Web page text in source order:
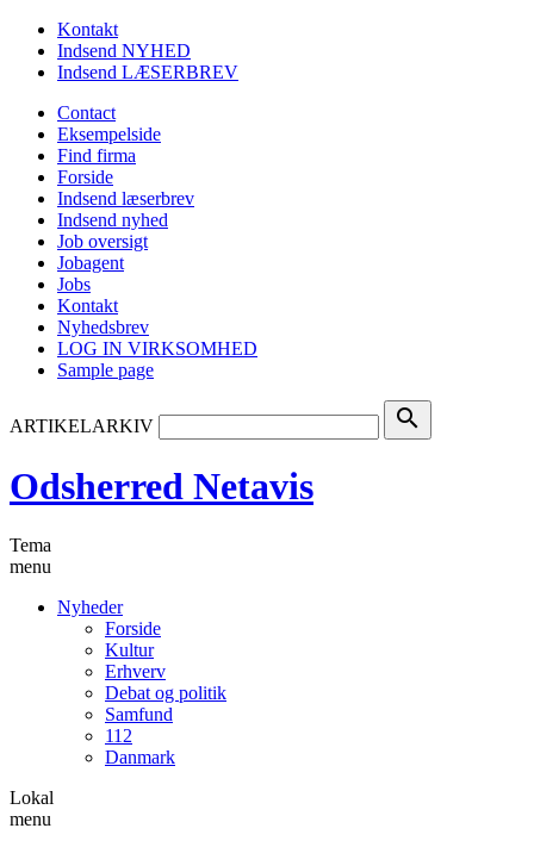
Kontakt
Indsend NYHED
Indsend LÆSERBREV
Contact
Eksempelside
Find firma
Forside
Indsend læserbrev
Indsend nyhed
Job oversigt
Jobagent
Jobs
Kontakt
Nyhedsbrev
LOG IN VIRKSOMHED
Sample page
ARTIKELARKIV search
Odsherred Netavis
Tema
menu
Nyheder
Forside
Kultur
Erhverv
Debat og politik
Samfund
112
Danmark
Lokal
menu